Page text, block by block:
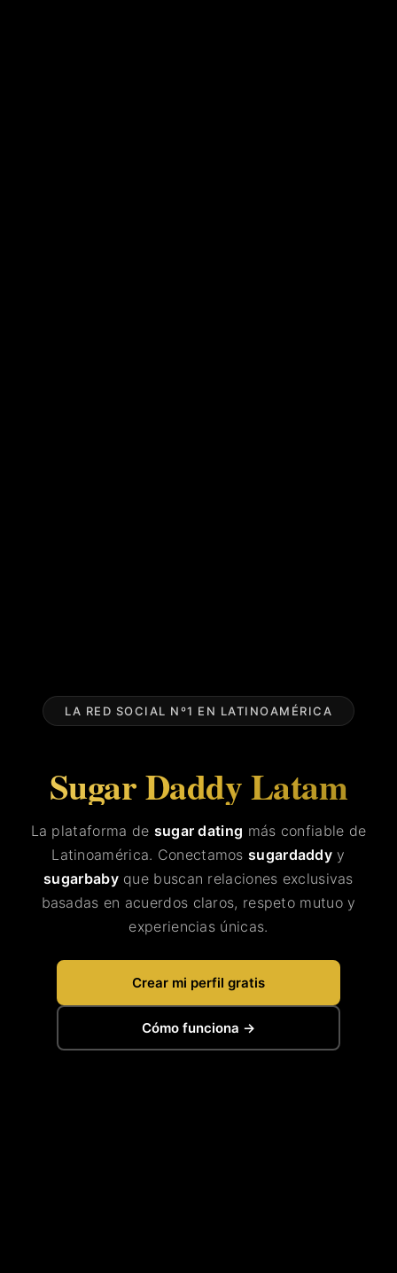
LA RED SOCIAL Nº1 EN LATINOAMÉRICA
Sugar Daddy Latam
La plataforma de sugar dating más confiable de
Latinoamérica. Conectamossugardaddy y
sugarbabyque buscan relaciones exclusivas
basadas en acuerdos claros, respeto mutuo y
experiencias únicas.
Crear mi perfil gratis
Cómo funciona →